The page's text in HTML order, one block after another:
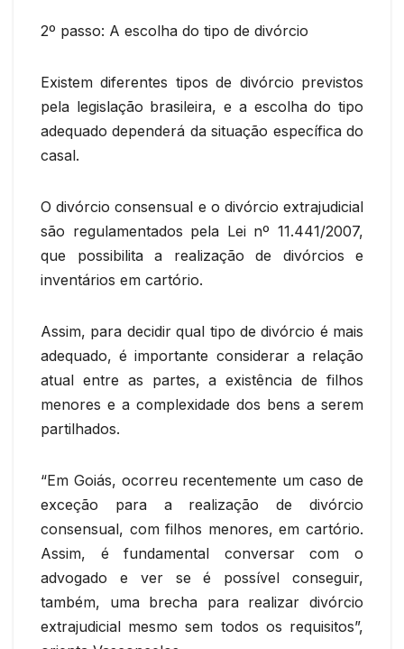
2º passo: A escolha do tipo de divórcio
Existem diferentes tipos de divórcio previstos
pela legislação brasileira, e a escolha do tipo
adequado dependerá da situação específica do
casal.
O divórcio consensual e o divórcio extrajudicial
são regulamentados pela Lei nº 11.441/2007,
que possibilita a realização de divórcios e
inventários em cartório.
Assim, para decidir qual tipo de divórcio é mais
adequado, é importante considerar a relação
atual entre as partes, a existência de filhos
menores e a complexidade dos bens a serem
partilhados.
“Em Goiás, ocorreu recentemente um caso de
exceção para a realização de divórcio
consensual, com filhos menores, em cartório.
Assim, é fundamental conversar com o
advogado e ver se é possível conseguir,
também, uma brecha para realizar divórcio
extrajudicial mesmo sem todos os requisitos”,